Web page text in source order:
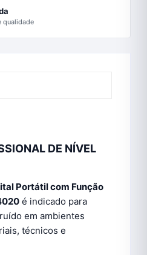
qualidade
DE NÍVEL
Portátil com Função
é indicado para
em ambientes
técnicos e